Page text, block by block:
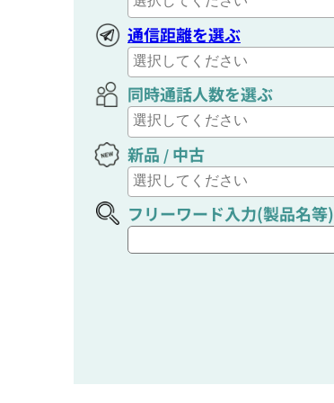
通信距離を選ぶ
同時通話人数を選ぶ
新品 / 中古
フリーワード入力(製品名等)